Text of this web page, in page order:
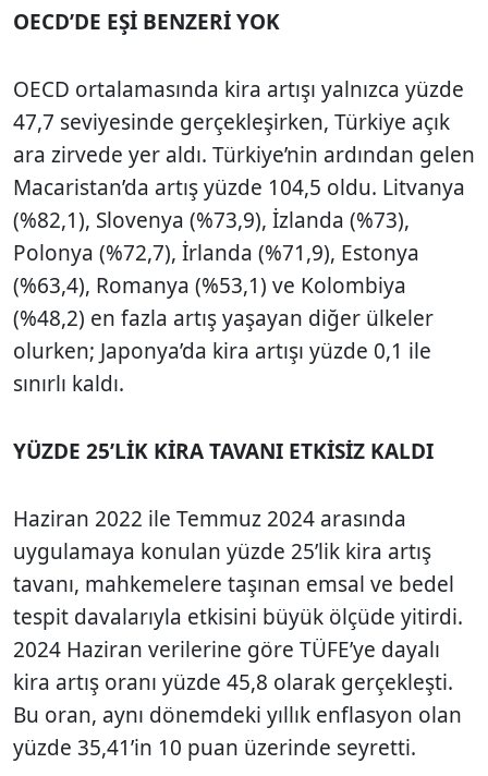
OECD’DE EŞİ BENZERİ YOK
OECD ortalamasında kira artışı yalnızca yüzde
47,7 seviyesinde gerçekleşirken, Türkiye açık
ara zirvede yer aldı. Türkiye’nin ardından gelen
Macaristan’da artış yüzde 104,5 oldu. Litvanya
(%82,1), Slovenya (%73,9), İzlanda (%73),
Polonya (%72,7), İrlanda (%71,9), Estonya
(%63,4), Romanya (%53,1) ve Kolombiya
(%48,2) en fazla artış yaşayan diğer ülkeler
olurken; Japonya’da kira artışı yüzde 0,1 ile
sınırlı kaldı.
YÜZDE 25’LİK KİRA TAVANI ETKİSİZ KALDI
Haziran 2022 ile Temmuz 2024 arasında
uygulamaya konulan yüzde 25’lik kira artış
tavanı, mahkemelere taşınan emsal ve bedel
tespit davalarıyla etkisini büyük ölçüde yitirdi.
2024 Haziran verilerine göre TÜFE’ye dayalı
kira artış oranı yüzde 45,8 olarak gerçekleşti.
Bu oran, aynı dönemdeki yıllık enflasyon olan
yüzde 35,41’in 10 puan üzerinde seyretti.